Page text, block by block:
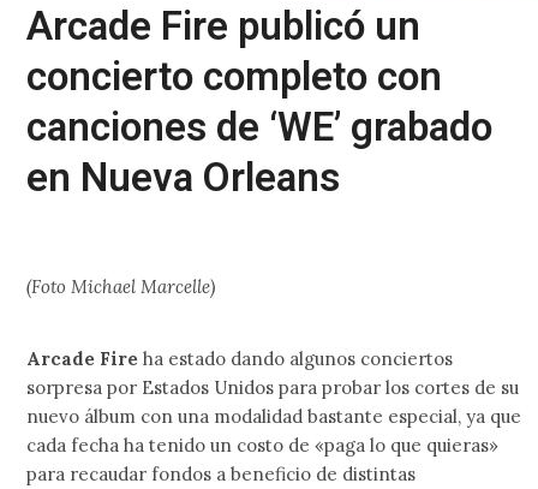
Arcade Fire publicó un
concierto completo con
canciones de ‘WE’ grabado
en Nueva Orleans
(Foto Michael Marcelle)
Arcade Fireha estado dando algunos conciertos
sorpresa por Estados Unidos para probar los cortes de su
nuevo álbum con una modalidad bastante especial, ya que
cada fecha ha tenido un costo de «paga lo que quieras»
para recaudar fondos a beneficio de distintas